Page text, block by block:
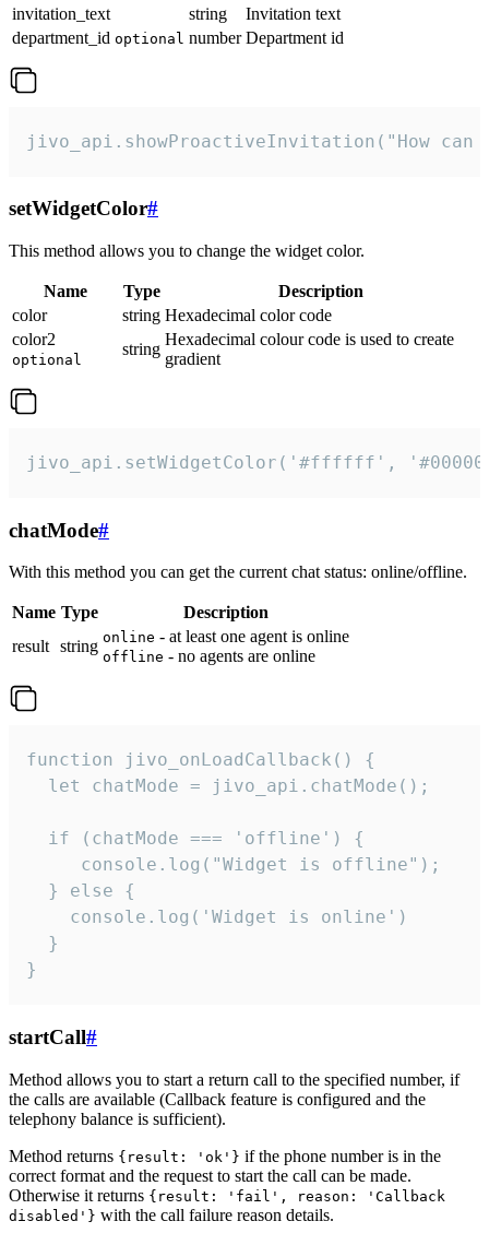
invitation_text
string
Invitation text
department_id optional number Department id
jivo_api.showProactiveInvitation("How
setWidgetColor#
This method allows you to change the widget color.
Name Type
Description
color
string Hexadecimal color code
color2
optional
string
Hexadecimal colour code is used to create
gradient
jivo_api.setWidgetColor('#ffffff',
chatMode#
With this method you can get the current chat status: online/offline.
Name Type
Description
result string online - at least one agent is online
offline - no agents are online
function jivo_onLoadCallback() {
  let chatMode = jivo_api.chatMode();
  if (chatMode === 'offline') {
     console.log("Widget is offline");
  } else {
    console.log('Widget is online')
  }
}
startCall#
Method allows you to start a return call to the specified number, if
the calls are available (Callback feature is configured and the
telephony balance is sufficient).
Method returns {result: 'ok'} if the phone number is in the
correct format and the request to start the call can be made.
Otherwise it returns {result: 'fail', reason: 'Callback
disabled'} with the call failure reason details.